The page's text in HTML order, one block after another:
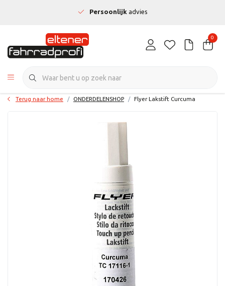
Persoonlijkadvies
0
Terug naar home ONDERDELENSHOP Flyer Lakstift Curcuma